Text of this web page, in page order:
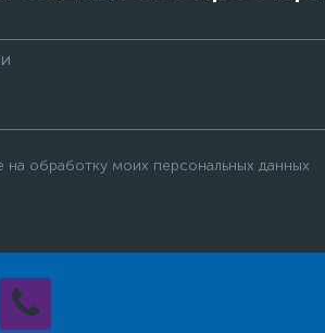
на обработку моих персональных данных